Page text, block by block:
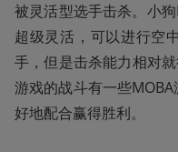
被灵活型选手击杀。小
超级灵活，可以进行空
手，但是击杀能力相对
游戏的战斗有一些
好地配合赢得胜利。